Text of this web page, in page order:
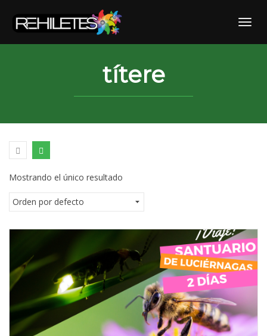
content
títere
Mostrando el único resultado